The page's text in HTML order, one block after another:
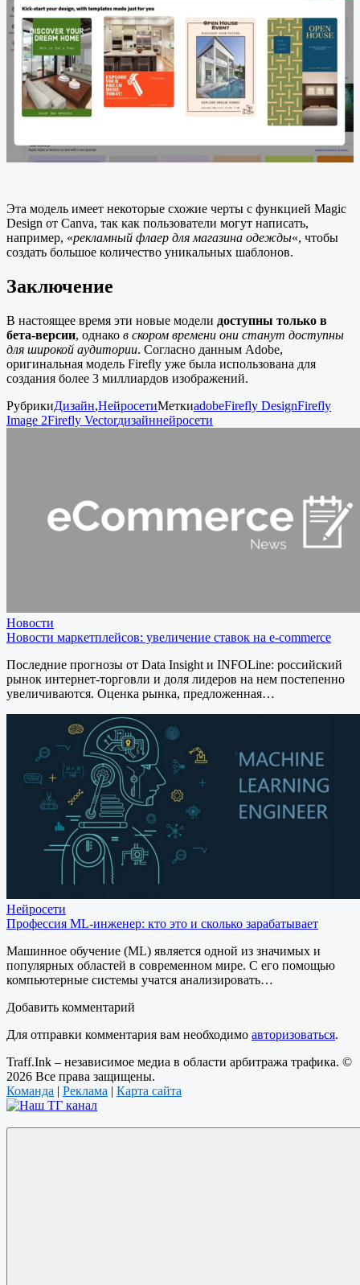
Эта модель имеет некоторые схожие черты с функцией Magic
Design от Canva, так как пользователи могут написать,
например, «рекламный флаер для магазина одежды«, чтобы
создать большое количество уникальных шаблонов.
Заключение
В настоящее время эти новые модели доступны только в
бета-версии, однако в скором времени они станут доступны
для широкой аудитории. Согласно данным Adobe,
оригинальная модель Firefly уже была использована для
создания более 3 миллиардов изображений.
РубрикиДизайн,НейросетиМеткиadobeFirefly DesignFirefly
Image 2Firefly Vectorдизайннейросети
Новости
Новости маркетплейсов: увеличение ставок на e-commerce
Последние прогнозы от Data Insight и INFOLine: российский
рынок интернет-торговли и доля лидеров на нем постепенно
увеличиваются. Оценка рынка, предложенная…
Нейросети
Профессия ML-инженер: кто это и сколько зарабатывает
Машинное обучение (ML) является одной из значимых и
популярных областей в современном мире. С его помощью
компьютерные системы учатся анализировать…
Добавить комментарий
Для отправки комментария вам необходимо авторизоваться.
Traff.Ink – независимое медиа в области арбитража трафика. ©
2026 Все права защищены.
Команда | Реклама | Карта сайта